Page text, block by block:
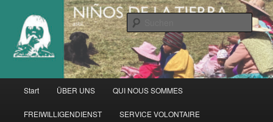
primären
Inhalt
springen
Start ÜBER UNS QUI NOUS SOMMES
FREIWILLIGENDIENST SERVICE VOLONTAIRE